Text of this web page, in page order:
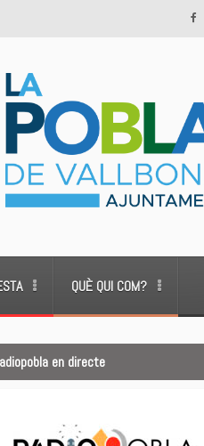
QUÈ QUI COM?
en directe